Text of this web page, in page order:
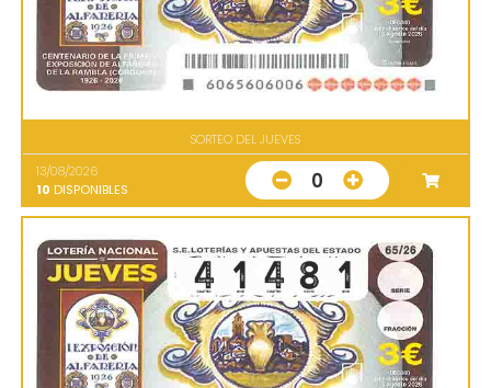
SORTEO DEL JUEVES
13/08/2026
10 DISPONIBLES 0